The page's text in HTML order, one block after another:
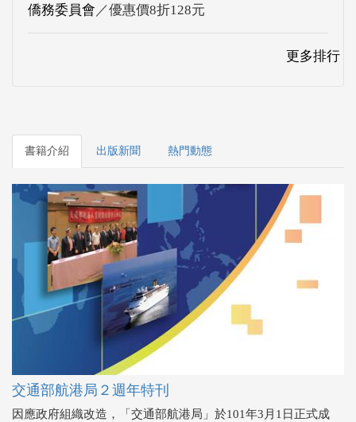
僑務委員會 ／優惠價8折128元
更多排行
書籍介紹 出版新聞 熱門動態
交通部航港局２週年特刊
因應政府組織改造，「交通部航港局」於101年3月1日正式成